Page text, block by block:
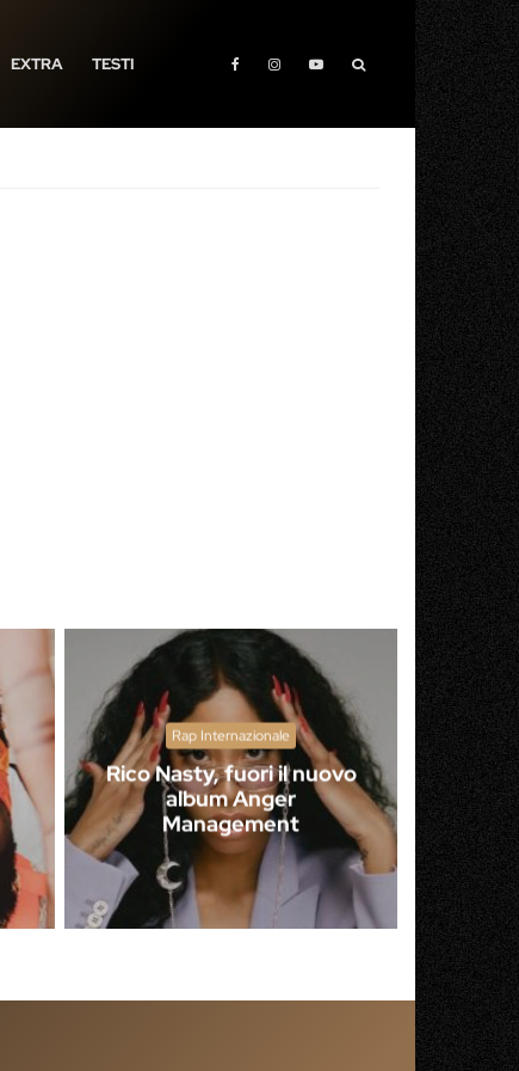
EXTRA TESTI
Rap Internazionale
Rico Nasty, fuori il nuovo
album Anger
Management